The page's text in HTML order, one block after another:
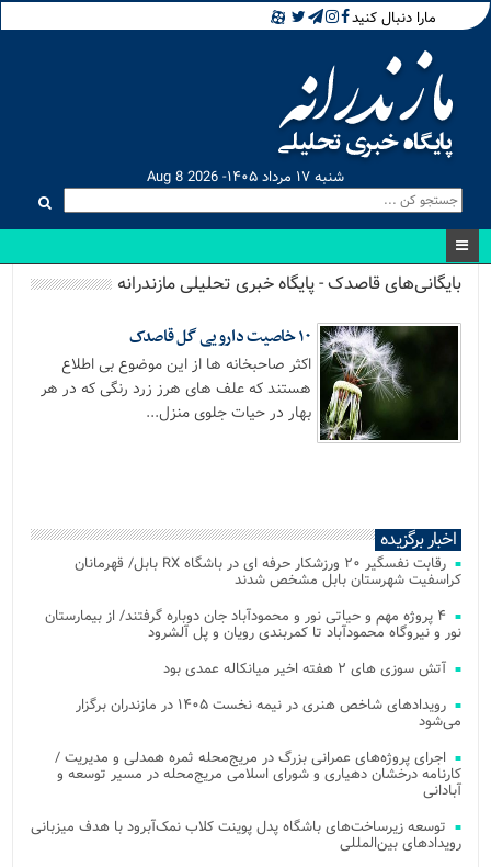
مارا دنبال کنید
شنبه ۱۷ مرداد ۱۴۰۵- Aug 8 2026
بایگانی‌های قاصدک - پایگاه خبری تحلیلی مازندرانه
۱۰ خاصیت دارویی گل قاصدک
اکثر صاحبخانه ها از این موضوع بی اطلاع
هستند که علف های هرز زرد رنگی که در هر
بهار در حیات جلوی منزل...
اخبار برگزیده
رقابت نفسگیر ۲۰ ورزشکار حرفه ای در باشگاه RX بابل/ قهرمانان
کراسفیت شهرستان بابل مشخص شدند
۴ پروژه مهم و حیاتی نور و محمودآباد جان دوباره گرفتند/ از بیمارستان
نور و نیروگاه محمودآباد تا کمربندی رویان و پل آلشرود
آتش‌ سوزی‌ های ۲ هفته اخیر میانکاله عمدی بود
رویدادهای شاخص هنری در نیمه نخست ۱۴۰۵ در مازندران برگزار
می‌شود
اجرای پروژه‌های عمرانی بزرگ در مریج‌محله ثمره همدلی و مدیریت /
کارنامه درخشان دهیاری و شورای اسلامی مریج‌محله در مسیر توسعه و
آبادانی
توسعه زیرساخت‌های باشگاه پدل پوینت کلاب نمک‌آبرود با هدف میزبانی
رویدادهای بین‌المللی